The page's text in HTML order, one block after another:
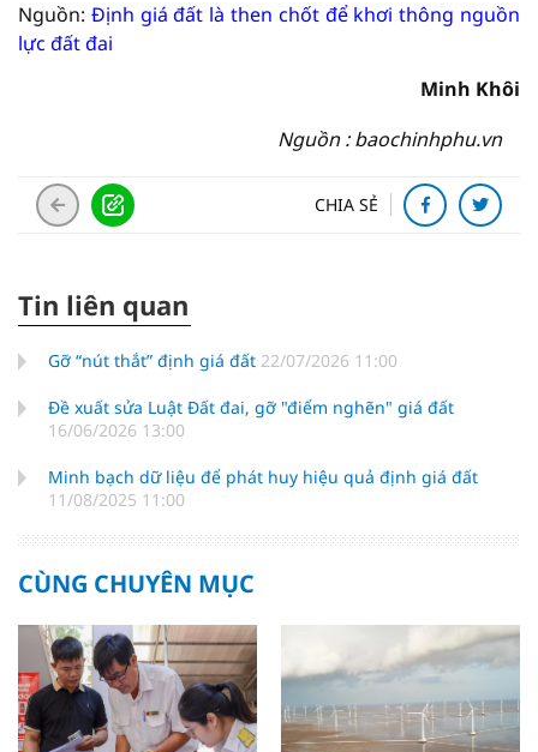
Nguồn: Định giá đất là then chốt để khơi thông nguồn
lực đất đai
Minh Khôi
Nguồn : baochinhphu.vn
CHIA SẺ
Tin liên quan
Gỡ “nút thắt” định giá đất 22/07/2026 11:00
Đề xuất sửa Luật Đất đai, gỡ "điểm nghẽn" giá đất
16/06/2026 13:00
Minh bạch dữ liệu để phát huy hiệu quả định giá đất
11/08/2025 11:00
CÙNG CHUYÊN MỤC